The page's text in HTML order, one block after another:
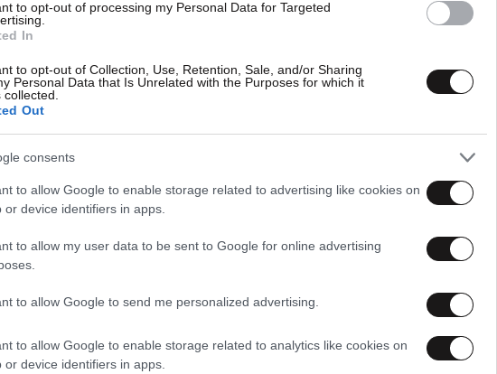
to opt-out of processing my Personal Data for Targeted
In
to opt-out of Collection, Use, Retention, Sale, and/or Sharing
Personal Data that Is Unrelated with the Purposes for which it
collected.
Out
consents
to allow Google to enable storage related to advertising like cookies on
or device identifiers in apps.
to allow my user data to be sent to Google for online advertising
to allow Google to send me personalized advertising.
to allow Google to enable storage related to analytics like cookies on
or device identifiers in apps.